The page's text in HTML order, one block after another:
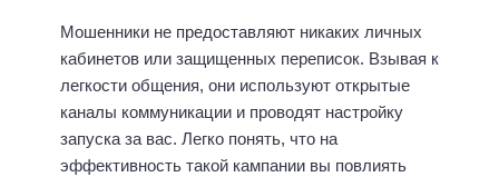
Мошенники не предоставляют никаких личных
кабинетов или защищенных переписок. Взывая к
легкости общения, они используют открытые
каналы коммуникации и проводят настройку
запуска за вас. Легко понять, что на
эффективность такой кампании вы повлиять